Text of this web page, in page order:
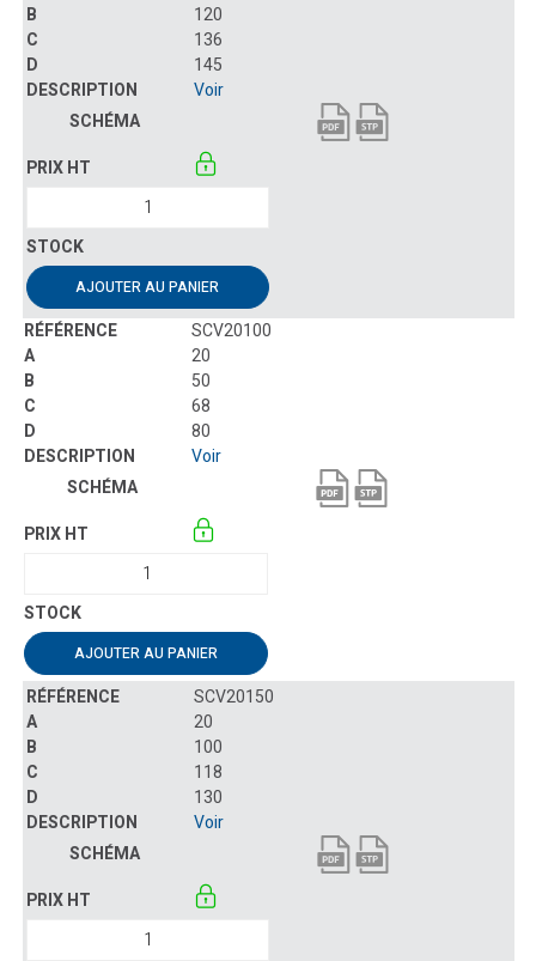
120
136
145
Voir
AJOUTER AU PANIER
SCV20100
20
50
68
80
Voir
AJOUTER AU PANIER
SCV20150
20
100
118
130
Voir